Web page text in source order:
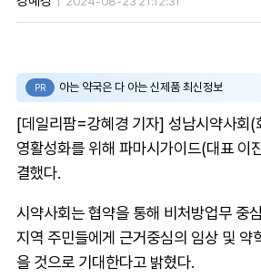
PR 아는 약국은 다 아는 신제품 최신정보
[데일리팜=강혜경 기자] 성남시약사회(
영활성화를 위해 파마시가이드(대표 이
결했다.
시약사회는 협약을 통해 비처방업무 중
지역 주민들에게 근거중심의 임상 및 약
을 것으로 기대한다고 밝혔다.